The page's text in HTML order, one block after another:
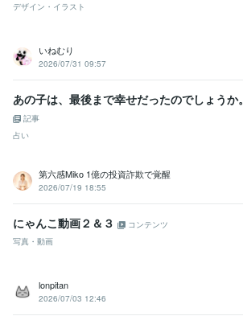
デザイン・イラスト
いねむり
2026/07/31 09:57
あの子は、最後まで幸せだったのでしょうか。
記事
占い
第六感Miko 1億の投資詐欺で覚醒
2026/07/19 18:55
にゃんこ動画２＆３
コンテンツ
写真・動画
lonpitan
2026/07/03 12:46